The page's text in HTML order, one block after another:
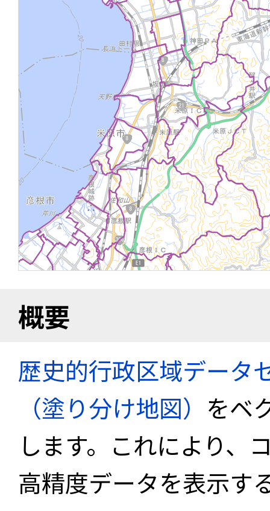
概要
歴史的行政区域データ
（塗り分け地図） をベ
します。これにより、
高精度データを表示す